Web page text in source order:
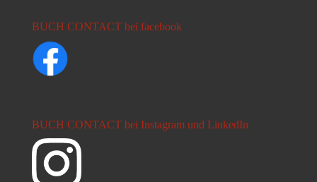
BUCH CONTACT bei facebook
BUCH CONTACT bei Instagram und LinkedIn